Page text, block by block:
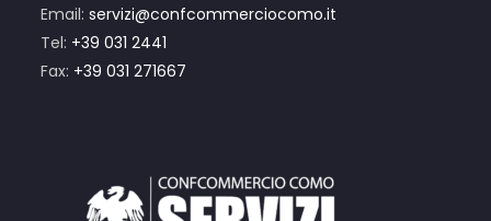
Email:servizi@confcommerciocomo.it
Tel: +39 031 2441
Fax: +39 031 271667